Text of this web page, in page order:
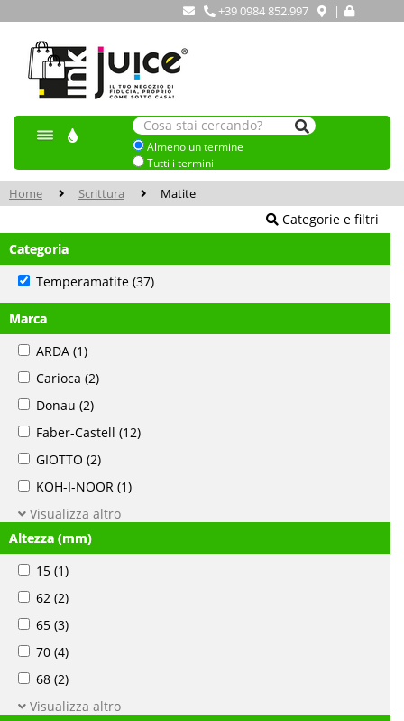
+39 0984 852.997 |
Almeno un termine
Tutti i termini
Home Scrittura Matite
Categorie e filtri
Categoria
Temperamatite (37)
Marca
ARDA (1)
Carioca (2)
Donau (2)
Faber-Castell (12)
GIOTTO (2)
KOH-I-NOOR (1)
Visualizza altro
Altezza (mm)
15 (1)
62 (2)
65 (3)
70 (4)
68 (2)
Visualizza altro